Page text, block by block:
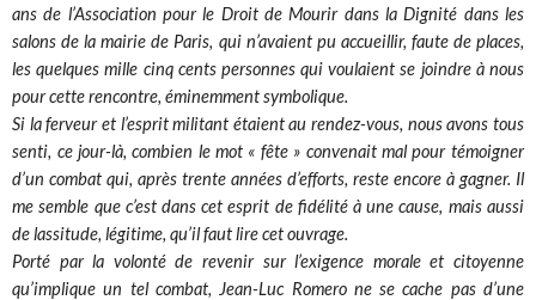
ans de l’Association pour le Droit de Mourir dans la Dignité dans les
salons de la mairie de Paris, qui n’avaient pu accueillir, faute de places,
les quelques mille cinq cents personnes qui voulaient se joindre à nous
pour cette rencontre, éminemment symbolique.
Si la ferveur et l’esprit militant étaient au rendez-vous, nous avons tous
senti, ce jour-là, combien le mot « fête » convenait mal pour témoigner
d’un combat qui, après trente années d’efforts, reste encore à gagner. Il
me semble que c’est dans cet esprit de fidélité à une cause, mais aussi
de lassitude, légitime, qu’il faut lire cet ouvrage.
Porté par la volonté de revenir sur l’exigence morale et citoyenne
qu’implique un tel combat, Jean-Luc Romero ne se cache pas d’une